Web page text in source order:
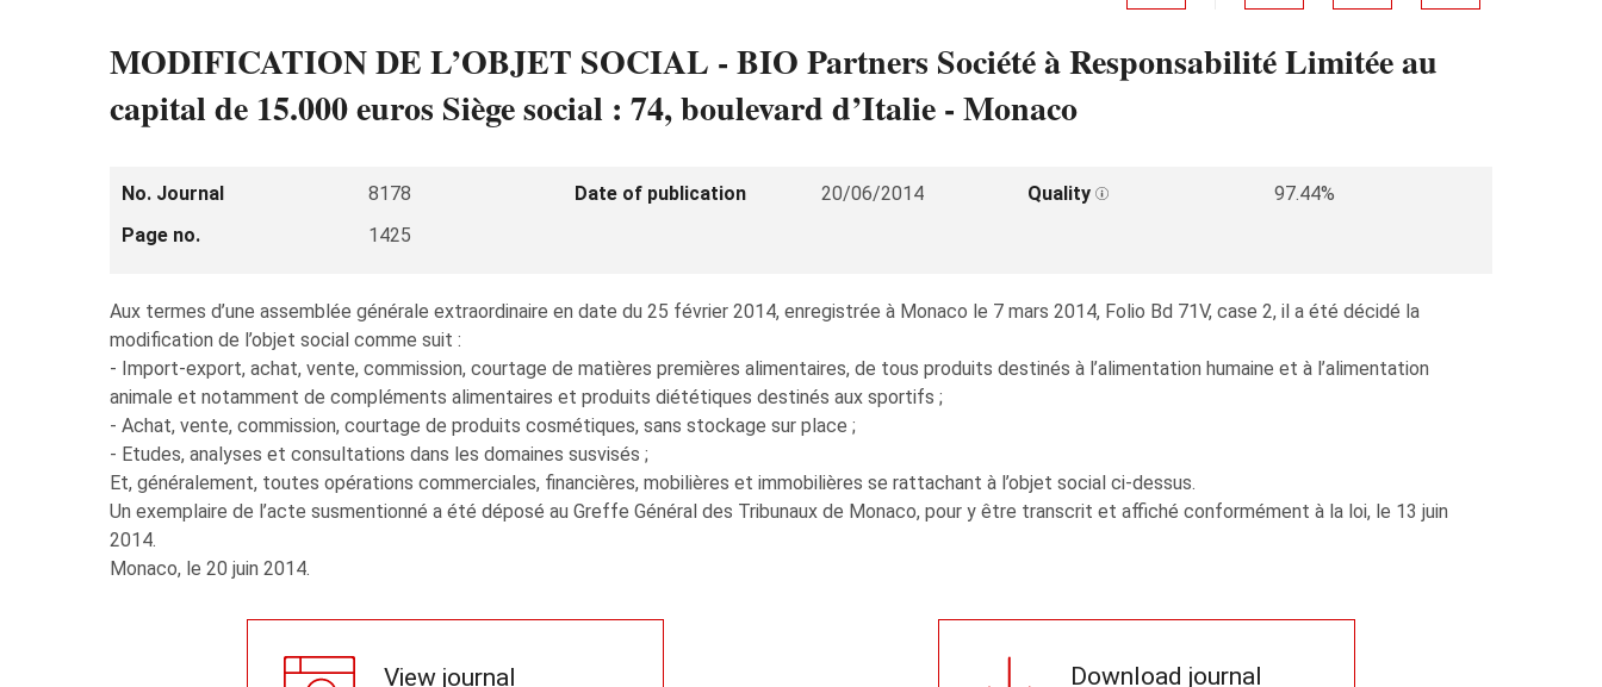
MODIFICATION DE L’OBJET SOCIAL - BIO Partners Société à Responsabilité Limitée au
capital de 15.000 euros Siège social : 74, boulevard d’Italie - Monaco
No. Journal 8178 Date of publication 20/06/2014 Quality
97.44%
Page no.
1425
Aux termes d’une assemblée générale extraordinaire en date du 25 février 2014, enregistrée à Monaco le 7 mars 2014, Folio Bd 71V, case 2, il a été décidé la
modification de l’objet social comme suit :
- Import-export, achat, vente, commission, courtage de matières premières alimentaires, de tous produits destinés à l’alimentation humaine et à l’alimentation
animale et notamment de compléments alimentaires et produits diététiques destinés aux sportifs ;
- Achat, vente, commission, courtage de produits cosmétiques, sans stockage sur place ;
- Etudes, analyses et consultations dans les domaines susvisés ;
Et, généralement, toutes opérations commerciales, financières, mobilières et immobilières se rattachant à l’objet social ci-dessus.
Un exemplaire de l’acte susmentionné a été déposé au Greffe Général des Tribunaux de Monaco, pour y être transcrit et affiché conformément à la loi, le 13 juin
2014.
Monaco, le 20 juin 2014.
View journal Download journal